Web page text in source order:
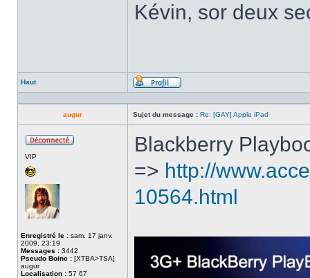
Kévin, sor deux
Haut
Profil
augur Sujet du message : Re: [GAY] Apple iPad
VIP
Enregistré le : sam. 17 janv.
2009, 23:19
Messages : 3442
Pseudo Boinc : [XTBA>TSA]
augur
Localisation : 57 67
Blackberry
=> http://
10564.html